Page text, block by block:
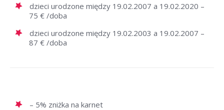
dzieci urodzone między 19.02.2007 a 19.02.2020 –
75 € /doba
dzieci urodzone między 19.02.2003 a 19.02.2007 –
87 € /doba
– 5% zniżka na karnet